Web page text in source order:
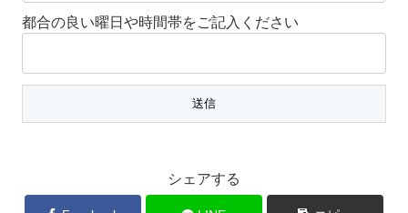
都合の良い曜日や時間帯をご記入ください
シェアする